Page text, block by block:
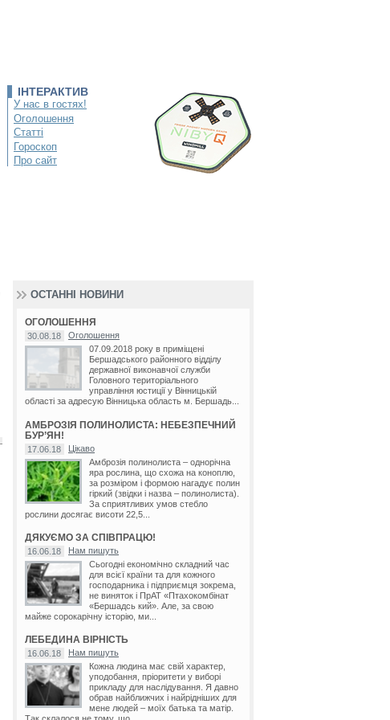
ІНТЕРАКТИВ
У нас в гостях!
Оголошення
Статті
Гороскоп
Про сайт
ОСТАННІ НОВИНИ
ОГОЛОШЕННЯ
30.08.18
Оголошення
07.09.2018 року в приміщені
Бершадського районного відділу
державної виконавчої служби
Головного територіального
управління юстиції у Вінницькій
області за адресую Вінницька область м. Бершадь...
АМБРОЗІЯ ПОЛИНОЛИСТА: НЕБЕЗПЕЧНИЙ
БУР’ЯН!
17.06.18
Цікаво
Амброзія полинолиста – однорічна
яра рослина, що схожа на коноплю,
за розміром і формою нагадує полин
гіркий (звідки і назва – полинолиста).
За сприятливих умов стебло
рослини досягає висоти 22,5...
ДЯКУЄМО ЗА СПІВПРАЦЮ!
16.06.18
Нам пишуть
Сьогодні економічно складний час
для всієї країни та для кожного
господарника і підприємця зокрема,
не виняток і ПрАТ «Птахокомбінат
«Бершадсь кий». Але, за свою
майже сорокарічну історію, ми...
ЛЕБЕДИНА ВІРНІСТЬ
16.06.18
Нам пишуть
Кожна людина має свій характер,
уподобання, пріоритети у виборі
прикладу для наслідування. Я давно
обрав найближчих і найрідніших для
мене людей – моїх батька та матір.